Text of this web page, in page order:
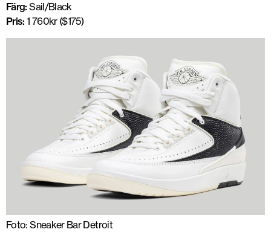
Färg: Sail/Black
Pris: 1 760kr ($175)
Foto: Sneaker Bar Detroit